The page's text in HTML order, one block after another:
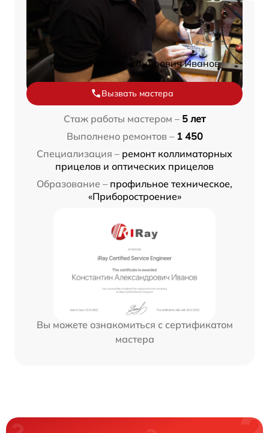
Константин Александрович Иванов
Вызвать мастера
Стаж работы мастером – 5 лет
Выполнено ремонтов – 1 450
Специализация – ремонт коллиматорных
прицелов и оптических прицелов
Образование – профильное техническое,
«Приборостроение»
Вы можете ознакомиться с сертификатом
мастера